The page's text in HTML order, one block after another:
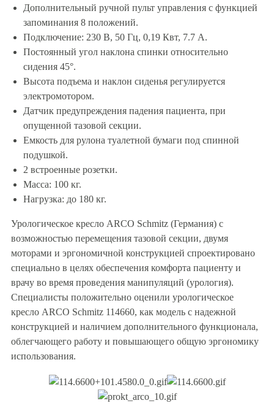
Дополнительный ручной пульт управления с функцией
запоминания 8 положений.
Подключение: 230 В, 50 Гц, 0,19 Квт, 7.7 А.
Постоянный угол наклона спинки относительно
сидения 45°.
Высота подъема и наклон сиденья регулируется
электромотором.
Датчик предупреждения падения пациента, при
опущенной тазовой секции.
Емкость для рулона туалетной бумаги под спинной
подушкой.
2 встроенные розетки.
Масса: 100 кг.
Нагрузка: до 180 кг.
Урологическое кресло ARCO Schmitz (Германия) с
возможностью перемещения тазовой секции, двумя
моторами и эргономичной конструкцией спроектировано
специально в целях обеспечения комфорта пациенту и
врачу во время проведения манипуляций (урология).
Специалисты положительно оценили урологическое
кресло ARCO Schmitz 114660, как модель с надежной
конструкцией и наличием дополнительного функционала,
облегчающего работу и повышающего общую эргономику
использования.